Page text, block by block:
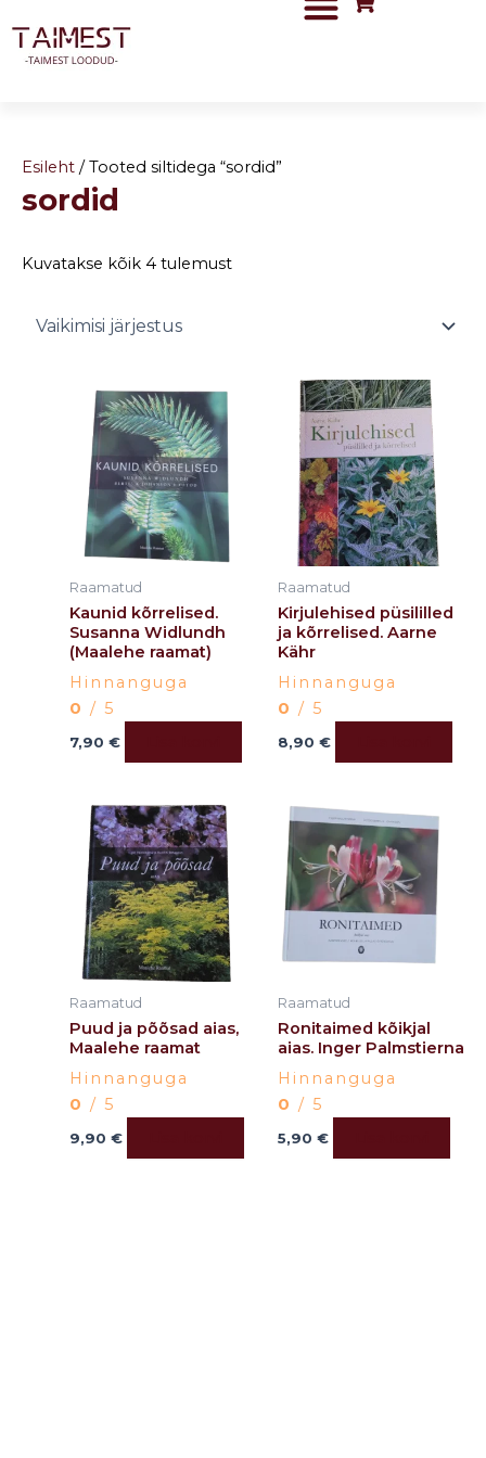
content
Esileht / Tooted siltidega “sordid”
sordid
Kuvatakse kõik 4 tulemust
Raamatud
Kaunid kõrrelised.
Susanna Widlundh
(Maalehe raamat)
Hinnanguga
0 / 5
7,90 €
Raamatud
Kirjulehised püsililled
ja kõrrelised. Aarne
Kähr
Hinnanguga
0 / 5
8,90 €
Raamatud
Puud ja põõsad aias,
Maalehe raamat
Hinnanguga
0 / 5
9,90 €
Raamatud
Ronitaimed kõikjal
aias. Inger Palmstierna
Hinnanguga
0 / 5
5,90 €